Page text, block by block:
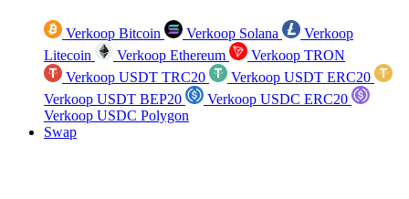
Verkoop Bitcoin Verkoop Solana
Verkoop
Litecoin
Verkoop Ethereum
Verkoop TRON
Verkoop USDT TRC20
Verkoop USDT ERC20
Verkoop USDT BEP20
Verkoop USDC ERC20
Verkoop USDC Polygon
Swap